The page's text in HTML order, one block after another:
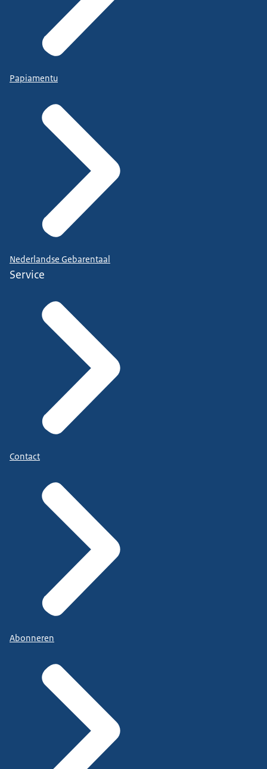
Papiamentu
Nederlandse Gebarentaal
Service
Contact
Abonneren